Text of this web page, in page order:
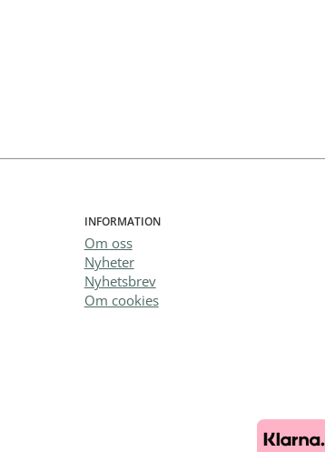
INFORMATION
Om oss
Nyheter
Nyhetsbrev
Om cookies